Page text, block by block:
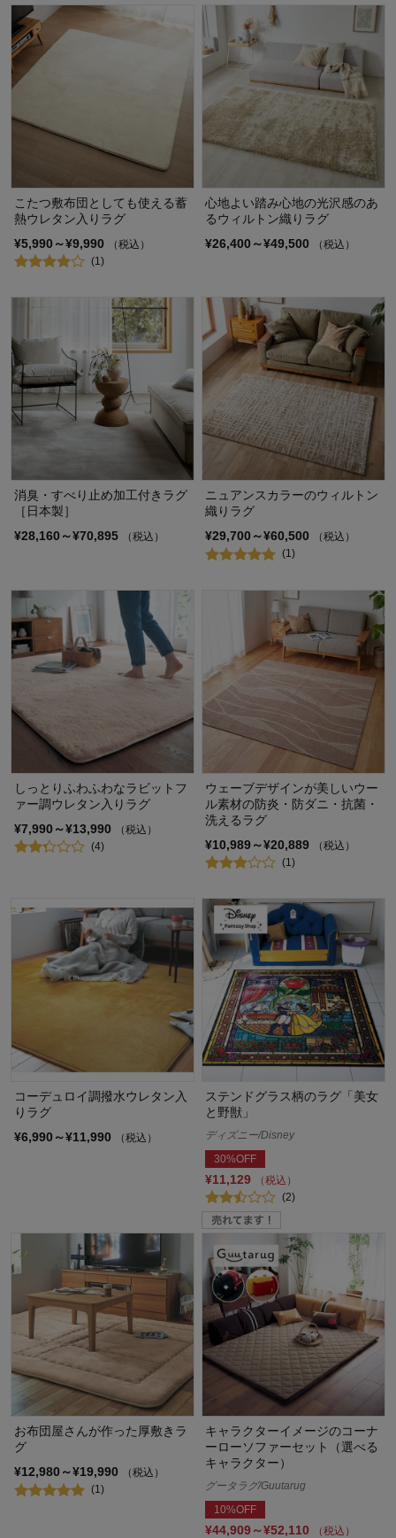
こたつ敷布団としても使える蓄
熱ウレタン入りラグ
¥5,990～¥9,990
（税込）
(1)
心地よい踏み心地の光沢感のあ
るウィルトン織りラグ
¥26,400～¥49,500
（税込）
消臭・すべり止め加工付きラグ
［日本製］
¥28,160～¥70,895
（税込）
ニュアンスカラーのウィルトン
織りラグ
¥29,700～¥60,500
（税込）
(1)
しっとりふわふわなラビットフ
ァー調ウレタン入りラグ
¥7,990～¥13,990
（税込）
(4)
ウェーブデザインが美しいウー
ル素材の防炎・防ダニ・抗菌・
洗えるラグ
¥10,989～¥20,889
（税込）
(1)
コーデュロイ調撥水ウレタン入
りラグ
¥6,990～¥11,990
（税込）
ステンドグラス柄のラグ「美女
と野獣」
ディズニー/Disney
30%OFF
¥11,129
（税込）
(2)
お布団屋さんが作った厚敷きラ
グ
¥12,980～¥19,990
（税込）
(1)
キャラクターイメージのコーナ
ーローソファーセット（選べる
キャラクター）
グータラグ/Guutarug
10%OFF
¥44,909～¥52,110
（税込）